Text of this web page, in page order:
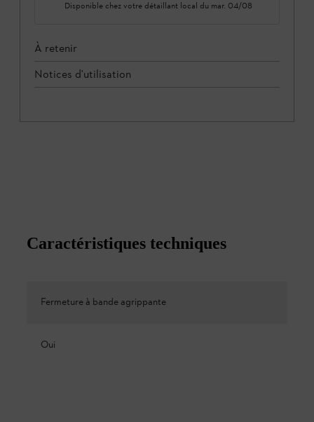
Disponible chez votre détaillant local du mar. 04/08
À retenir
Notices d'utilisation
Caractéristiques techniques
Fermeture à bande agrippante
Oui